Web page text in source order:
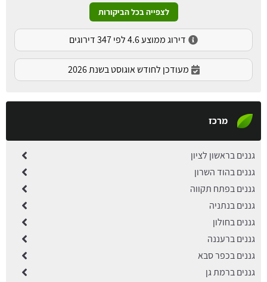
לצפייה בכל הביקורות
דירוג ממוצע 4.6 לפי 347 דירוגים
מעודכן לחודש אוגוסט בשנת 2026
מרכז
גננים בראשון לציון
גננים בהוד השרון
גננים בפתח תקווה
גננים בנתניה
גננים בחולון
גננים ברעננה
גננים בכפר סבא
גננים ברמת גן